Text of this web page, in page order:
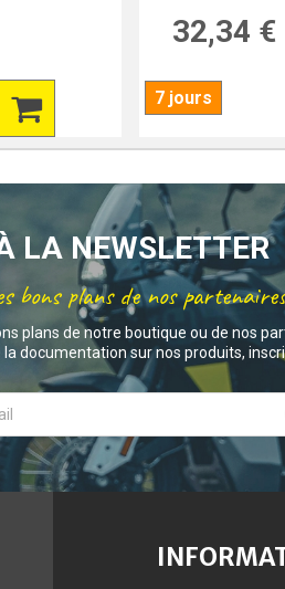
32,34 €
7 jours
LA NEWSLETTER
bons plans de nos partenaires
plans de notre boutique ou de nos
documentation sur nos produits,